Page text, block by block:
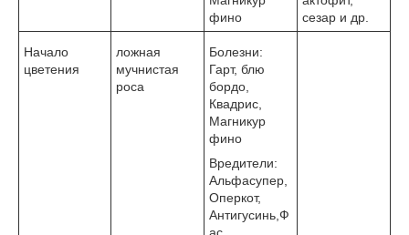
фино
сезар и др.
Начало
цветения
ложная
мучнистая
роса
Болезни:
Гарт, блю
бордо,
Квадрис,
Магникур
фино
Вредители:
Альфасупер,
Оперкот,
Антигусинь,Ф